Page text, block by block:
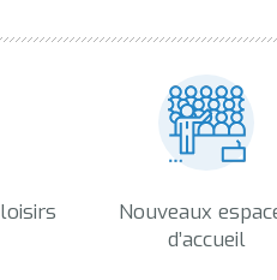
Nouveaux
d’accueil